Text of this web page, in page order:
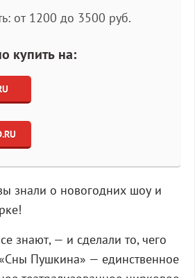
от 1200 до 3500 руб.
купить на:
знали о новогодних шоу и
знают, — и сделали то, чего
Пушкина» — единственное